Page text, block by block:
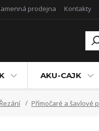
prodejna Kontakty
AKU-CAJK
Řezání Přímočaré a šavlové